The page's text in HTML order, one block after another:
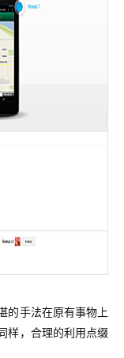
的手法在原有事物上
样，合理的利用点缀